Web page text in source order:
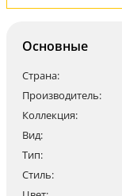
Основные
Страна:
Производитель:
Коллекция:
Вид:
Тип:
Стиль: